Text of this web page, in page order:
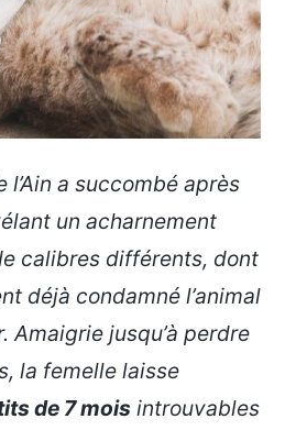
l’Ain a succombé après
un acharnement
calibres différents, dont
déjà condamné l’animal
Amaigrie jusqu’à perdre
la femelle laisse
de 7 mois introuvables